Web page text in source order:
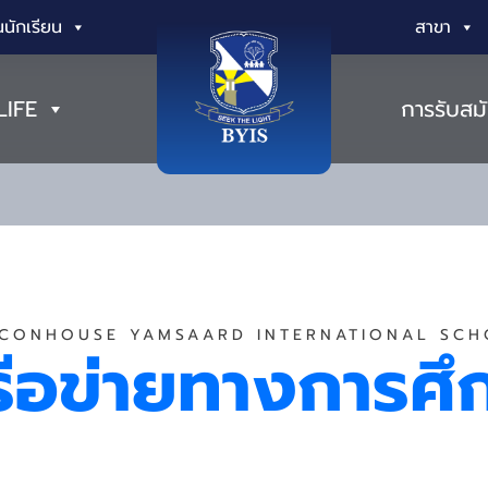
กเรียน สาขา
การรับส
YAMSAARD INTERNATIONAL
อข่ายทางการศึ